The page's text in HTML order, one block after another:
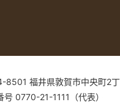
8501 福井県敦賀市中央町2
号 0770-21-1111（代表）